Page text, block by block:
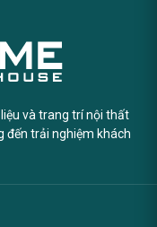
và trang trí nội thất
đến trải nghiệm khách